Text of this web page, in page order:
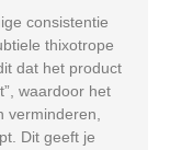
consistentie
thixotrope
dat het product
waardoor het
verminderen,
Dit geeft je